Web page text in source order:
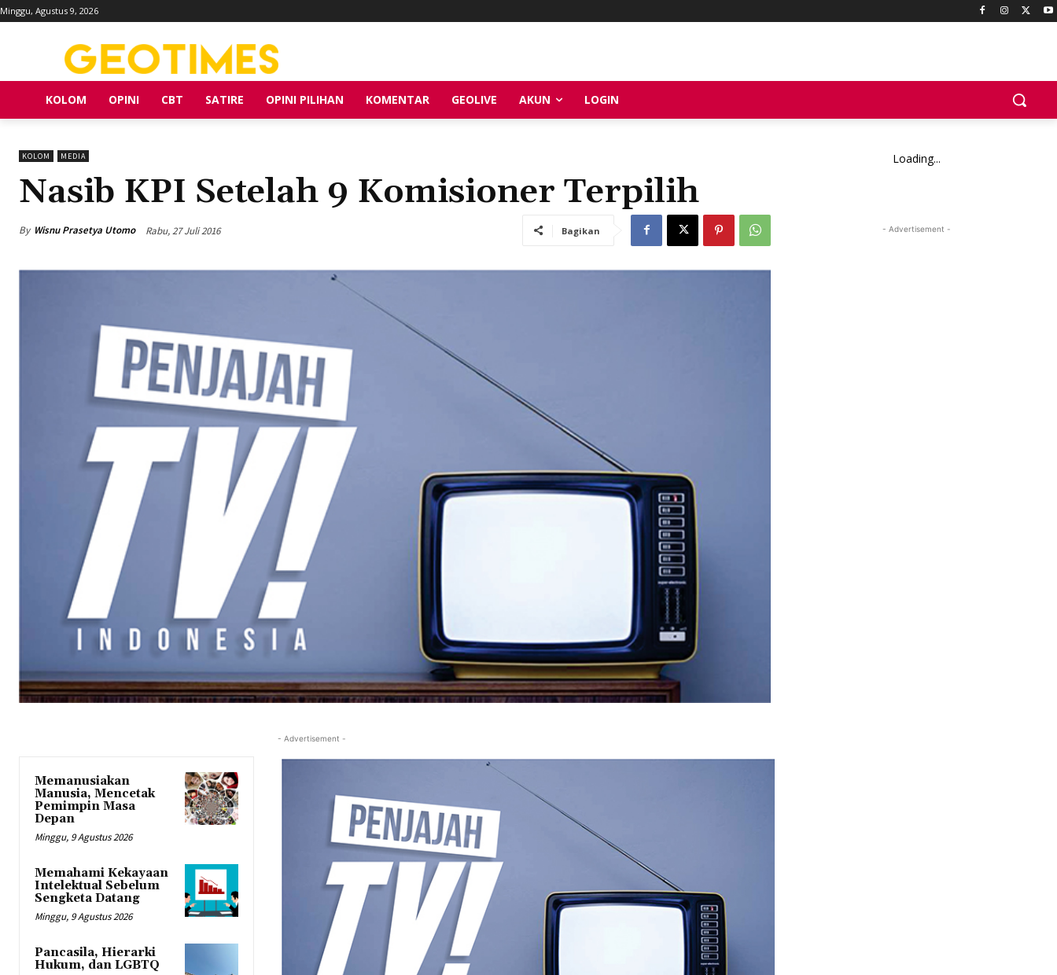
Minggu, Agustus 9, 2026
KOLOM OPINI CBT SATIRE OPINI PILIHAN KOMENTAR GEOLIVE AKUN LOGIN
KOLOM MEDIA
Nasib KPI Setelah 9 Komisioner Terpilih
By Wisnu Prasetya Utomo Rabu, 27 Juli 2016 Bagikan
Memanusiakan
Manusia, Mencetak
Pemimpin Masa
Depan
Minggu, 9 Agustus 2026
Memahami Kekayaan
Intelektual Sebelum
Sengketa Datang
Minggu, 9 Agustus 2026
Pancasila, Hierarki
Hukum, dan LGBTQ
- Advertisement -
Loading...
- Advertisement -